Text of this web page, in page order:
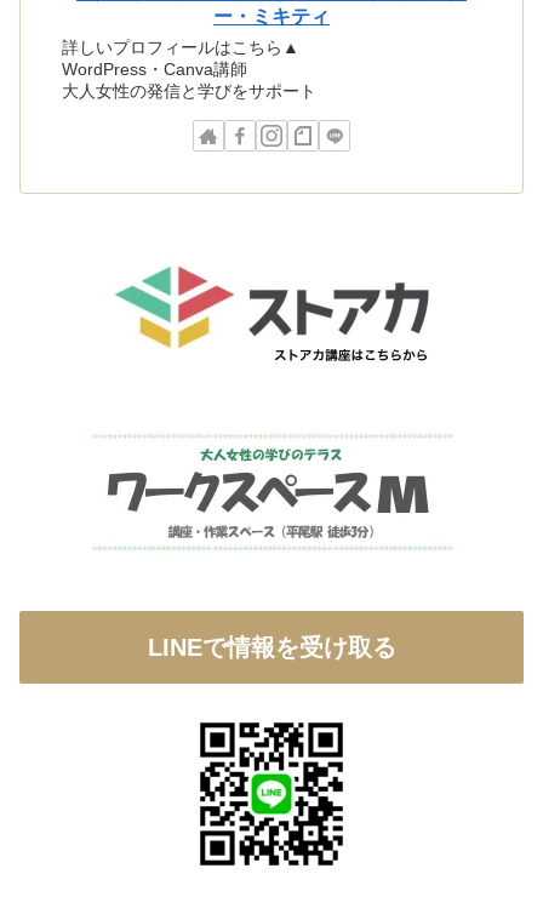
ー・ミキティ
詳しいプロフィールはこちら▲
WordPress・Canva講師
大人女性の発信と学びをサポート
LINEで情報を受け取る